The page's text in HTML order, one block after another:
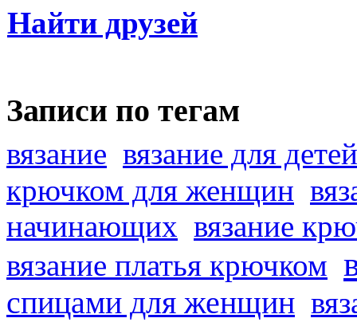
Найти друзей
Записи по тегам
вязание вязание для детей
крючком для женщин
начинающих вязание
вязание платья крючком
спицами для женщин